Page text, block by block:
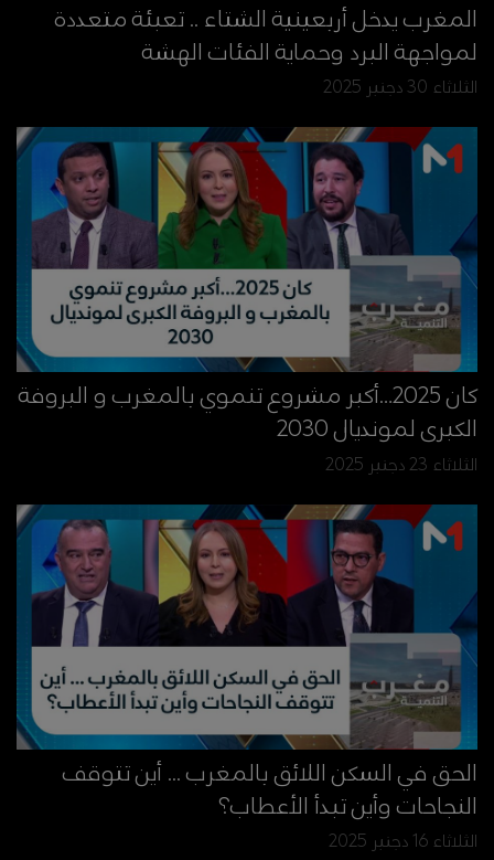
المغرب يدخل أربعينية الشتاء .. تعبئة متعددة
لمواجهة البرد وحماية الفئات الهشة
الثلاثاء 30 دجنبر 2025
كان 2025…أكبر مشروع تنموي بالمغرب و البروفة
الكبرى لمونديال 2030
الثلاثاء 23 دجنبر 2025
الحق في السكن اللائق بالمغرب ... أين تتوقف
النجاحات وأين تبدأ الأعطاب؟
الثلاثاء 16 دجنبر 2025